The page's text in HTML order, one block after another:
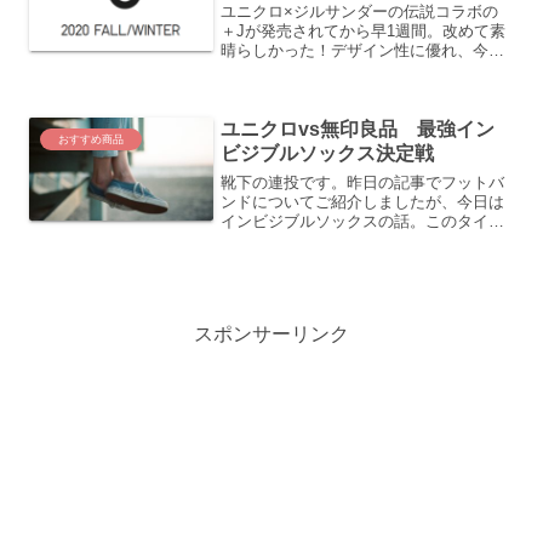
ユニクロ×ジルサンダーの伝説コラボの
＋Jが発売されてから早1週間。改めて素
晴らしかった！デザイン性に優れ、今ま
った！なんて人も多いのではない...
おすすめ商品
ユニクロvs無印良品 最強イン
ビジブルソックス決定戦
靴下の連投です。昨日の記事でフットバ
ンドについてご紹介しましたが、今日は
インビジブルソックスの話。このタイプ
スポンサーリンク